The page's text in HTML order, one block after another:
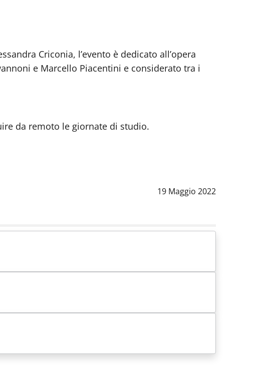
Criconia, l’evento è dedicato all’opera
e Marcello Piacentini e considerato tra i
da remoto le giornate di studio.
Data notizia:
19 Maggio 2022